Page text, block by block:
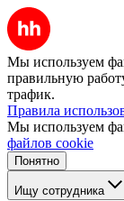
Мы используем
правильную
трафик.
Правила
Мы используем
файлов cookie
Понятно
Ищу сотрудника